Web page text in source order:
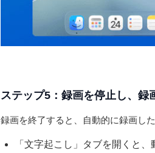
ステップ5：録画を停止し、録
録画を終了すると、自動的に録画し
「文字起こし」タブを開くと